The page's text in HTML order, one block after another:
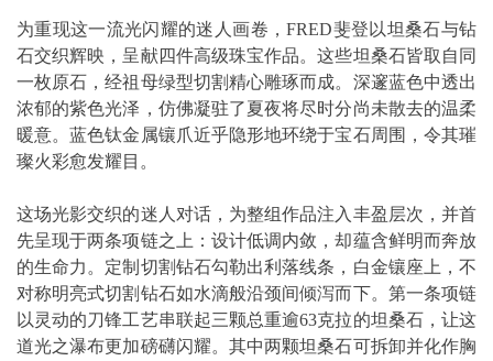
为重现这一流光闪耀的迷人画卷，FRED斐登以坦桑石与钻
石交织辉映，呈献四件高级珠宝作品。这些坦桑石皆取自同
一枚原石，经祖母绿型切割精心雕琢而成。深邃蓝色中透出
浓郁的紫色光泽，仿佛凝驻了夏夜将尽时分尚未散去的温柔
暖意。蓝色钛金属镶爪近乎隐形地环绕于宝石周围，令其璀
璨火彩愈发耀目。
这场光影交织的迷人对话，为整组作品注入丰盈层次，并首
先呈现于两条项链之上：设计低调内敛，却蕴含鲜明而奔放
的生命力。定制切割钻石勾勒出利落线条，白金镶座上，不
对称明亮式切割钻石如水滴般沿颈间倾泻而下。第一条项链
以灵动的刀锋工艺串联起三颗总重逾63克拉的坦桑石，让这
道光之瀑布更加磅礴闪耀。其中两颗坦桑石可拆卸并化作胸